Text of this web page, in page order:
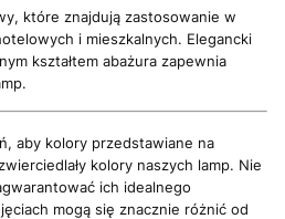
które znajdują zastosowanie w
i mieszkalnych. Elegancki
kształtem abażura zapewnia
aby kolory przedstawiane na
kolory naszych lamp. Nie
ich idealnego
mogą się znacznie różnić od